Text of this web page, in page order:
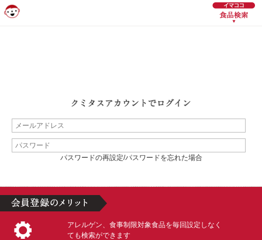
パスワードの再設定/パスワードを忘れた場合
アレルゲン、食事制限対象食品を毎回設定しなく
ても検索ができます